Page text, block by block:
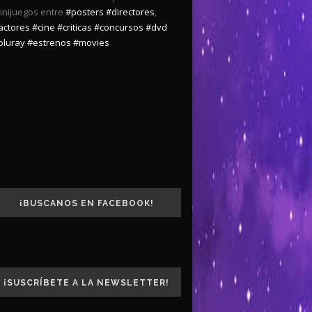
entre #posters #directores,
#cine #criticas #concursos #dvd
#estrenos #movies
¡BUSCANOS EN FACEBOOK!
¡SUSCRÍBETE A LA NEWSLETTER!